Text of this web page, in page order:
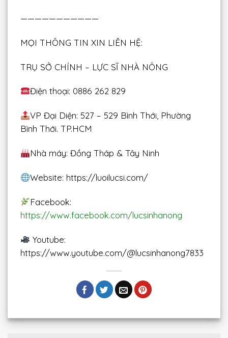
———————————
MỌI THÔNG TIN XIN LIÊN HỆ:
TRỤ SỞ CHÍNH – LỰC SĨ NHÀ NÔNG
Điện thoại: 0886 262 829
VP Đại Diện: 527 – 529 Bình Thới, Phường
Bình Thới. TP.HCM
Nhà máy: Đồng Tháp & Tây Ninh
Website: https://luoilucsi.com/
Facebook:
https://www.facebook.com/lucsinhanong
Youtube:
https://www.youtube.com/@lucsinhanong7833